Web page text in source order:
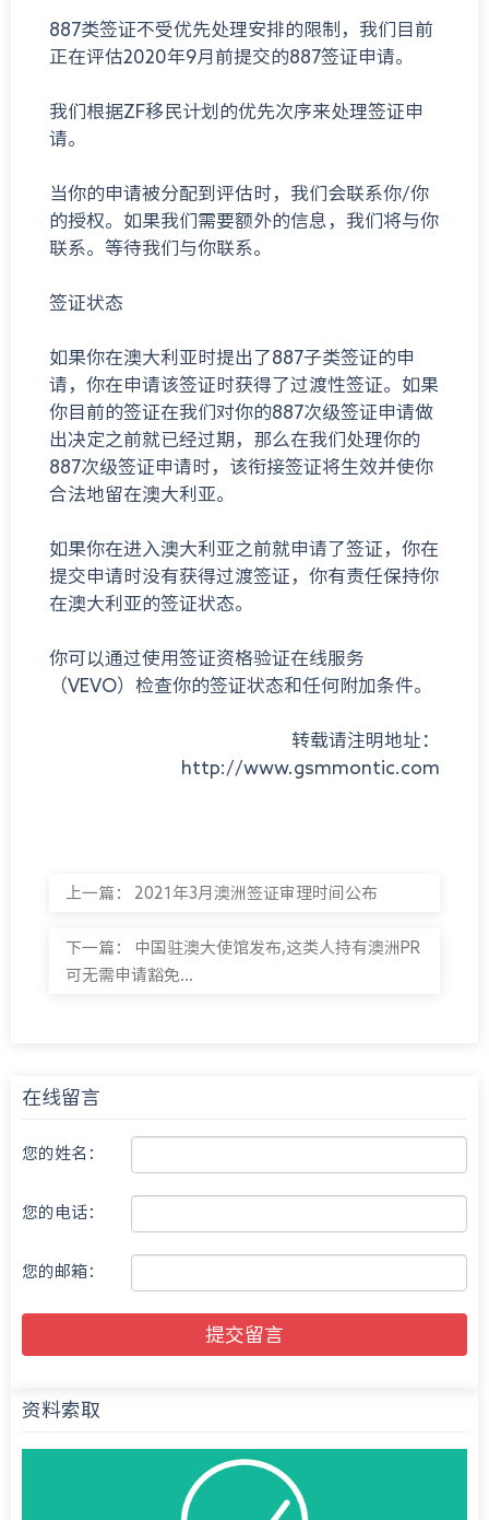
887类签证不受优先处理安排的限制，我们目前
正在评估2020年9月前提交的887签证申请。
我们根据ZF移民计划的优先次序来处理签证申
请。
当你的申请被分配到评估时，我们会联系你/你
的授权。如果我们需要额外的信息，我们将与你
联系。等待我们与你联系。
签证状态
如果你在澳大利亚时提出了887子类签证的申
请，你在申请该签证时获得了过渡性签证。如果
你目前的签证在我们对你的887次级签证申请做
出决定之前就已经过期，那么在我们处理你的
887次级签证申请时，该衔接签证将生效并使你
合法地留在澳大利亚。
如果你在进入澳大利亚之前就申请了签证，你在
提交申请时没有获得过渡签证，你有责任保持你
在澳大利亚的签证状态。
你可以通过使用签证资格验证在线服务
（VEVO）检查你的签证状态和任何附加条件。
转载请注明地址：
http://www.gsmmontic.com
上一篇： 2021年3月澳洲签证审理时间公布
下一篇：
中国驻澳大使馆发布,这类人持有澳洲PR
可无需申请豁免...
在线留言
您的姓名：
您的电话：
您的邮箱：
提交留言
资料索取